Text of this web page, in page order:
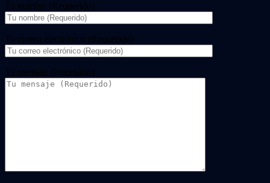
Tu nombre (Requerido)
Tu correo electrónico (Requerido)
Tu mensaje (Necesario)